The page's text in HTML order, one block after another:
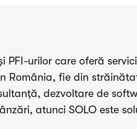
PFI-urilor care oferă
România, fie din
dezvoltare de
atunci SOLO este